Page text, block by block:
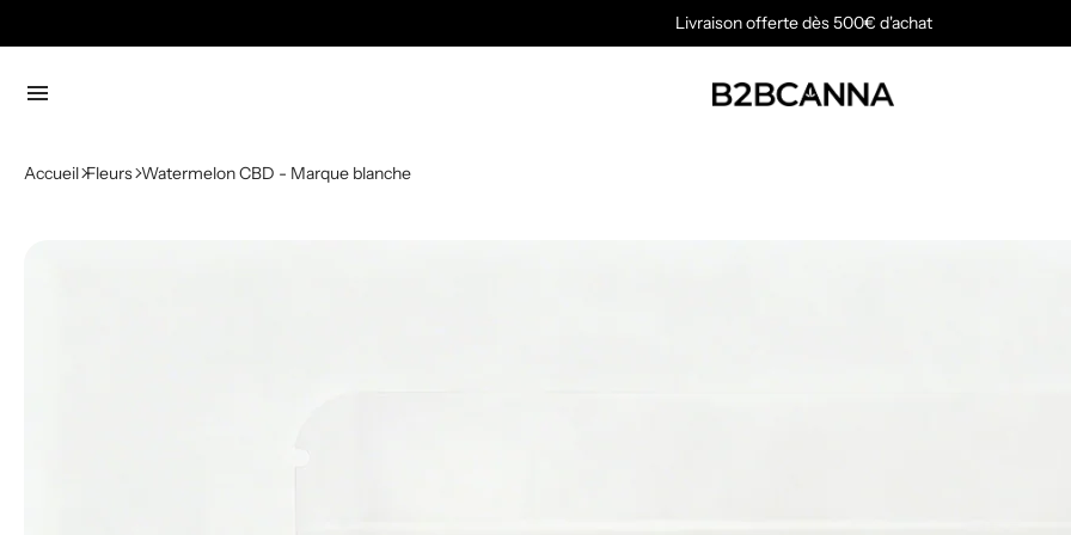
Livraison offerte dès 500€ d'achat
menu
Accueil Fleurs Watermelon CBD - Marque blanche